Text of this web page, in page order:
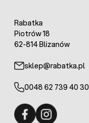
Rabatka
Piotrów 18
62-814 Blizanów
sklep@rabatka.pl
0048 62 739 40 30